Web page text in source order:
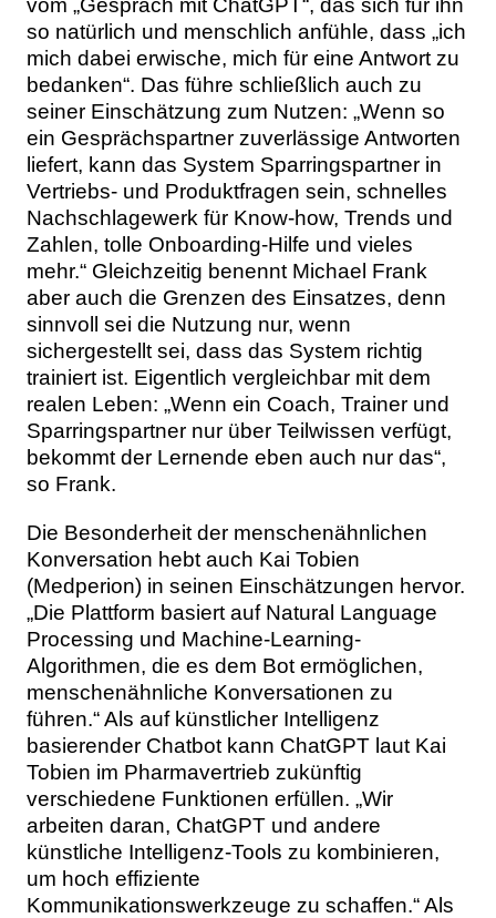
vom „Gespräch mit ChatGPT“, das sich für ihn
so natürlich und menschlich anfühle, dass „ich
mich dabei erwische, mich für eine Antwort zu
bedanken“. Das führe schließlich auch zu
seiner Einschätzung zum Nutzen: „Wenn so
ein Gesprächspartner zuverlässige Antworten
liefert, kann das System Sparringspartner in
Vertriebs- und Produktfragen sein, schnelles
Nachschlagewerk für Know-how, Trends und
Zahlen, tolle Onboarding-Hilfe und vieles
mehr.“ Gleichzeitig benennt Michael Frank
aber auch die Grenzen des Einsatzes, denn
sinnvoll sei die Nutzung nur, wenn
sichergestellt sei, dass das System richtig
trainiert ist. Eigentlich vergleichbar mit dem
realen Leben: „Wenn ein Coach, Trainer und
Sparringspartner nur über Teilwissen verfügt,
bekommt der Lernende eben auch nur das“,
so Frank.
Die Besonderheit der menschenähnlichen
Konversation hebt auch Kai Tobien
(Medperion) in seinen Einschätzungen hervor.
„Die Plattform basiert auf Natural Language
Processing und Machine-Learning-
Algorithmen, die es dem Bot ermöglichen,
menschenähnliche Konversationen zu
führen.“ Als auf künstlicher Intelligenz
basierender Chatbot kann ChatGPT laut Kai
Tobien im Pharmavertrieb zukünftig
verschiedene Funktionen erfüllen. „Wir
arbeiten daran, ChatGPT und andere
künstliche Intelligenz-Tools zu kombinieren,
um hoch effiziente
Kommunikationswerkzeuge zu schaffen.“ Als